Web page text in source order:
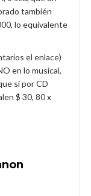
también
lo equivalente
el enlace)
en lo musical,
si por CD
$ 30, 80 x